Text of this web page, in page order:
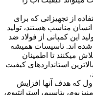
از تجهیزاتی که برای
مناسب هستند، تولید
این کمپانی از فولاد ضد
شده اند. تاسیسات همیشه
می­کنند تا اطمینان
استانداردهای کیفیت
که هدف آن­ها افزایش
پتاسیم، استرانتیوم،